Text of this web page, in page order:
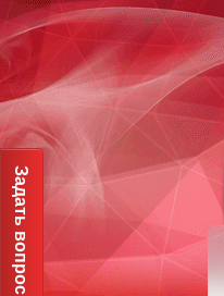
Задать вопрос